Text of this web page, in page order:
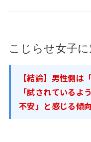
こじらせ女子
【結論】男性側は
「試されているよ
不安」と感じる傾